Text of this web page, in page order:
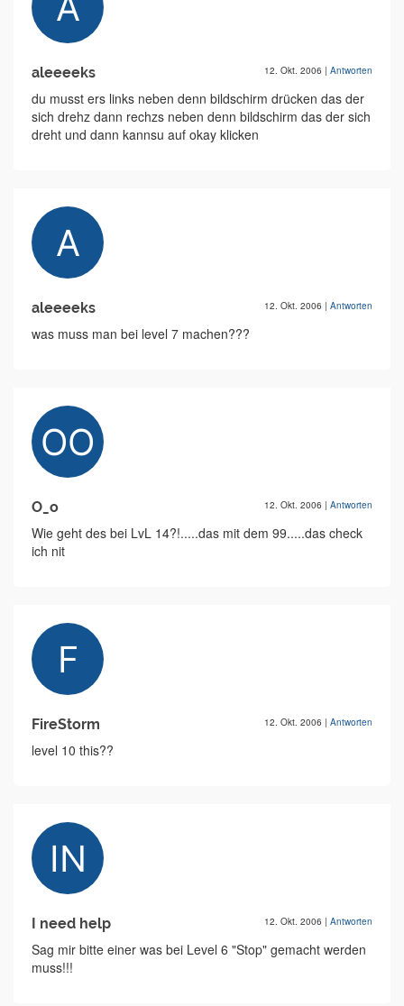
aleeeeks 12. Okt. 2006 | Antworten
du musst ers links neben denn bildschirm drücken das der
sich drehz dann rechzs neben denn bildschirm das der sich
dreht und dann kannsu auf okay klicken
aleeeeks 12. Okt. 2006 | Antworten
was muss man bei level 7 machen???
O_o 12. Okt. 2006 | Antworten
Wie geht des bei LvL 14?!.....das mit dem 99.....das check
ich nit
FireStorm 12. Okt. 2006 | Antworten
level 10 this??
I need help 12. Okt. 2006 | Antworten
Sag mir bitte einer was bei Level 6 "Stop" gemacht werden
muss!!!